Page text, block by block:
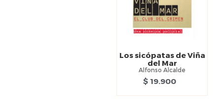
Los sicópatas de Viña
del Mar
Alfonso Alcalde
$ 19.900